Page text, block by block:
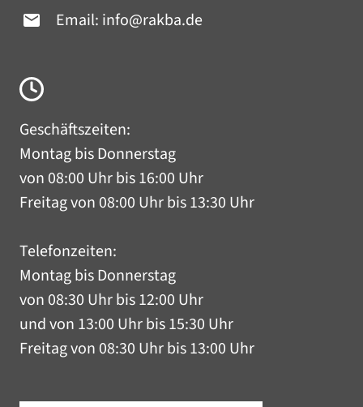
Email: info@rakba.de
Geschäftszeiten:
Montag bis Donnerstag
von 08:00 Uhr bis 16:00 Uhr
Freitag von 08:00 Uhr bis 13:30 Uhr
Telefonzeiten:
Montag bis Donnerstag
von 08:30 Uhr bis 12:00 Uhr
und von 13:00 Uhr bis 15:30 Uhr
Freitag von 08:30 Uhr bis 13:00 Uhr